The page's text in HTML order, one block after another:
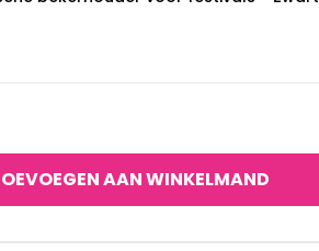
AAN WINKELMAND